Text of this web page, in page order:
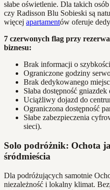
słabe oświetlenie. Dla takich osób
czy Radisson Blu Sobieski są
więcej apartamentów oferuje
7 czerwonych flag przy
biznesu:
Brak informacji o
Ograniczone godziny
Brak dedykowanego
Słaba dostępność
Uciążliwy dojazd do
Ograniczona dostępność
Słabe zabezpieczenia
sieci).
Solo podróżnik: Ochota
śródmieścia
Dla podróżujących samotnie
niezależność i lokalny klimat.